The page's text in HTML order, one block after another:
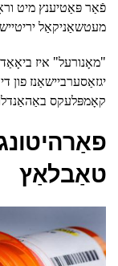
פֿאַר פּאַטיענץ מיט
מעטשאַניקאַל
"מאָנורעל" איז
יגזאַסערביישאַנז
קאָמפּלעקס
טאַבלאַץ